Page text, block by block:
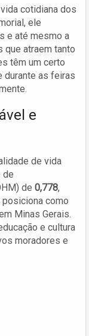
cotidiana dos
ele
e até mesmo a
que atraem tanto
têm um certo
durante as feiras
e
de vida
de
de 0,778,
como
Minas Gerais.
e cultura
moradores e